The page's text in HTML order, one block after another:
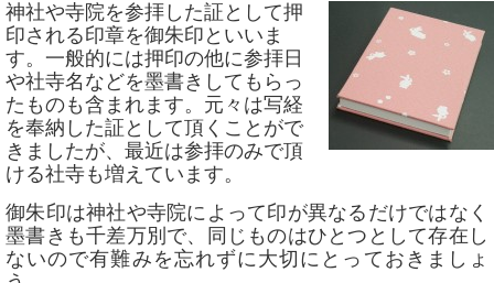
神社や寺院を参拝した証として押
印される印章を御朱印といいま
す。一般的には押印の他に参拝日
や社寺名などを墨書きしてもらっ
たものも含まれます。元々は写経
を奉納した証として頂くことがで
きましたが、最近は参拝のみで頂
ける社寺も増えています。
御朱印は神社や寺院によって印が異なるだけではなく
墨書きも千差万別で、同じものはひとつとして存在し
ないので有難みを忘れずに大切にとっておきましょ